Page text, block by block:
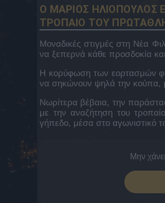
O MΑΡΙΟΣ
ΤΡΟΠΑΙΟ ΤΟΥ
Μοναδικές στιγμές στη Νέα
να ξεπερνά κάθε προσδοκία
Η κορύφωση των εορτασμών
να σηκώνουν ψηλά την κούπα,
Νωρίτερα βέβαια, την
με την αναζήτηση του
γήπεδο, μέσα στο αγωνιστικό
Μην